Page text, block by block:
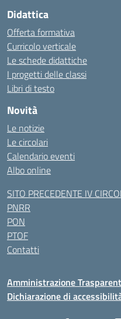
Didattica
Offerta formativa
Curricolo verticale
Le schede didattiche
I progetti delle classi
Libri di testo
Novità
Le notizie
Le circolari
Calendario eventi
Albo online
SITO PRECEDENTE IV
PNRR
PON
PTOF
Contatti
Amministrazione
Dichiarazione di